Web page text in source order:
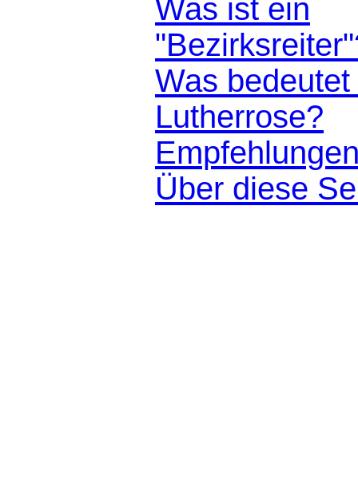
Was ist ein
Was bedeutet
Lutherrose?
Über diese